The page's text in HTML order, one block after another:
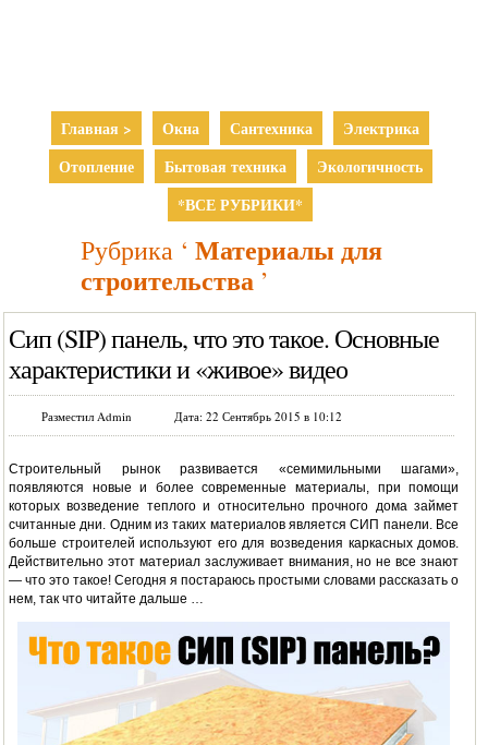
Главная > Окна Сантехника
Электрика
Отопление
Бытовая техника
Экологичность
*ВСЕ РУБРИКИ*
Рубрика ‘ Материалы для
строительства ’
Сип (SIP) панель, что это такое. Основные
характеристики и «живое» видео
Разместил Admin Дата: 22 Сентябрь 2015 в 10:12
Строительный рынок развивается «семимильными шагами»,
появляются новые и более современные материалы, при помощи
которых возведение теплого и относительно прочного дома займет
считанные дни. Одним из таких материалов является СИП панели. Все
больше строителей используют его для возведения каркасных домов.
Действительно этот материал заслуживает внимания, но не все знают
— что это такое! Сегодня я постараюсь простыми словами рассказать о
нем, так что читайте дальше …